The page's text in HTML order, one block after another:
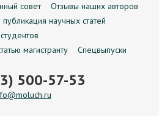
совет
Отзывы наших авторов
научных статей
магистранту
Спецвыпуски
500-57-53